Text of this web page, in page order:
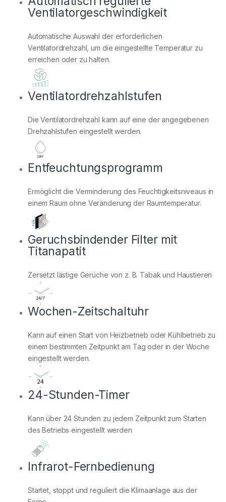
Ventilatorgeschwindigkeit
Automatische Auswahl der erforderlichen
Ventilatordrehzahl, um die eingestellte Temperatur zu
erreichen oder zu halten.
Ventilatordrehzahlstufen
Die Ventilatordrehzahl kann auf eine der angegebenen
Drehzahlstufen eingestellt werden.
Entfeuchtungsprogramm
Ermöglicht die Verminderung des Feuchtigkeitsniveaus in
einem Raum ohne Veränderung der Raumtemperatur.
Geruchsbindender Filter mit
Titanapatit
Zersetzt lästige Gerüche von z. B. Tabak und Haustieren
Wochen-Zeitschaltuhr
Kann auf einen Start von Heizbetrieb oder Kühlbetrieb zu
einem bestimmten Zeitpunkt am Tag oder in der Woche
eingestellt werden.
24-Stunden-Timer
Kann über 24 Stunden zu jedem Zeitpunkt zum Starten
des Betriebs eingestellt werden
Infrarot-Fernbedienung
Startet, stoppt und reguliert die Klimaanlage aus der